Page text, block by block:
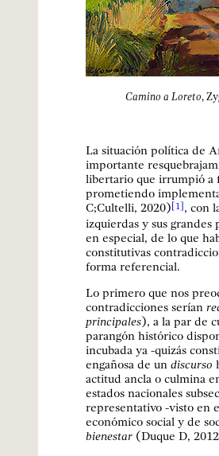
Camino a Loreto,
La situación política de
importante
libertario que irrumpió a
prometiendo
C;Cultelli, 2020) [1] , con
izquierdas y sus
en especial, de lo que
constitutivas
forma referencial.
Lo primero que nos
contradicciones serían
principales), a la par de
parangón histórico
incubada ya -quizás
engañosa de un discurso
actitud ancla o culmina
estados nacionales
representativo -visto en
económico social y de
bienestar (Duque D,